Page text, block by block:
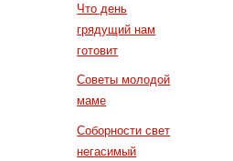
Что день
грядущий нам
готовит
Советы молодой
маме
Соборности свет
негасимый